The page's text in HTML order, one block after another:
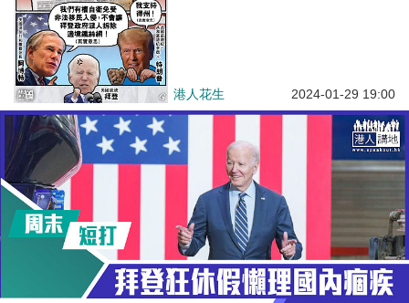
港人花生 2024-01-29 19:00